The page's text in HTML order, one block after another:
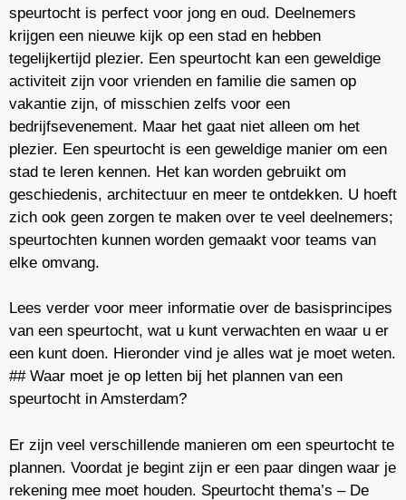
speurtocht is perfect voor jong en oud. Deelnemers
krijgen een nieuwe kijk op een stad en hebben
tegelijkertijd plezier. Een speurtocht kan een geweldige
activiteit zijn voor vrienden en familie die samen op
vakantie zijn, of misschien zelfs voor een
bedrijfsevenement. Maar het gaat niet alleen om het
plezier. Een speurtocht is een geweldige manier om een
stad te leren kennen. Het kan worden gebruikt om
geschiedenis, architectuur en meer te ontdekken. U hoeft
zich ook geen zorgen te maken over te veel deelnemers;
speurtochten kunnen worden gemaakt voor teams van
elke omvang.
Lees verder voor meer informatie over de basisprincipes
van een speurtocht, wat u kunt verwachten en waar u er
een kunt doen. Hieronder vind je alles wat je moet weten.
## Waar moet je op letten bij het plannen van een
speurtocht in Amsterdam?
Er zijn veel verschillende manieren om een speurtocht te
plannen. Voordat je begint zijn er een paar dingen waar je
rekening mee moet houden. Speurtocht thema’s – De